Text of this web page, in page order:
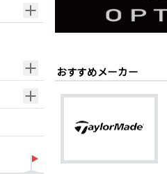
おすすめメーカー